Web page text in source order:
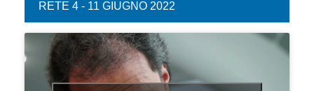
RETE 4 - 11 GIUGNO 2022